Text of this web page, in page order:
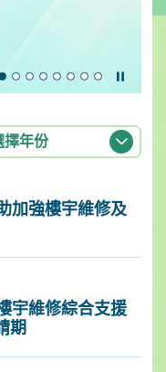
擇年份
加強樓宇維修及
宇維修綜合支援
期